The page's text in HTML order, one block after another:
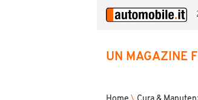
UN MAGAZINE